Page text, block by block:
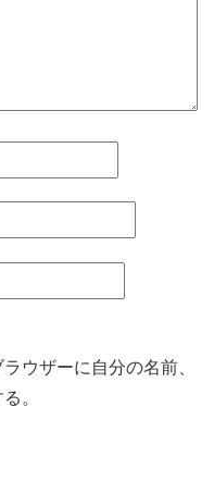
ウザーに自分の名前、
。